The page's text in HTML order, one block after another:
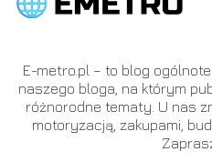
E-metro.pl – to blog
naszego bloga, na którym
różnorodne tematy. U nas
motoryzacją, zakupami,